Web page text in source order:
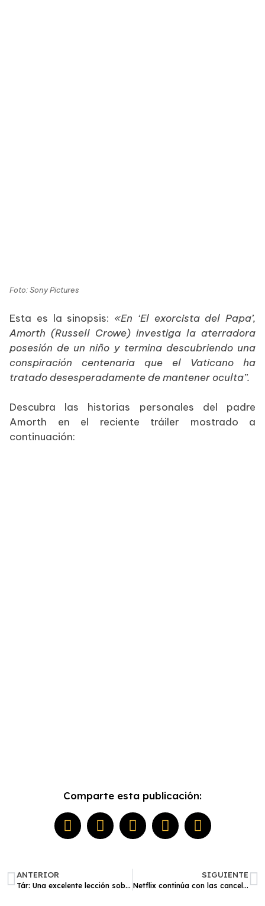
Foto: Sony Pictures
Esta es la sinopsis: «En ‘El exorcista del Papa’,
Amorth (Russell Crowe) investiga la aterradora
posesión de un niño y termina descubriendo una
conspiración centenaria que el Vaticano ha
tratado desesperadamente de mantener oculta”.
Descubra las historias personales del padre
Amorth en el reciente tráiler mostrado a
continuación:
Comparte esta publicación:
ANTERIOR
Tár: Una excelente lección sobre cómo contar la historia de una estrella ‘cancelada’
SIGUIENTE
Netflix continúa con las cancelaciones: la película de ‘Gorillaz’ no va más